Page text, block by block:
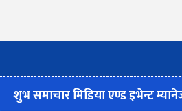
शुभ समाचार मिडिया एण्ड इभेन्ट